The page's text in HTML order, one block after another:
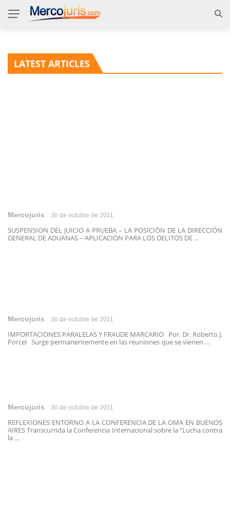
LATEST ARTICLES
Mercojuris 30 de octubre de 2011
SUSPENSION DEL JUICIO A PRUEBA – LA POSICIÓN DE LA DIRECCIÓN
GENERAL DE ADUANAS – APLICACIÓN PARA LOS DELITOS DE ...
Mercojuris 30 de octubre de 2011
IMPORTACIONES PARALELAS Y FRAUDE MARCARIO Por Dr. Roberto J.
Porcel Surge permanentemente en las reuniones que se vienen ...
Mercojuris 30 de octubre de 2011
REFLEXIONES ENTORNO A LA CONFERENCIA DE LA OMA EN BUENOS
AIRES Transcurrida la Conferencia Internacional sobre la “Lucha contra
la ...